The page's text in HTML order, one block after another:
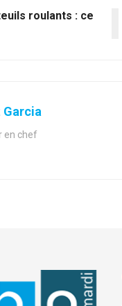
roulants : ce
Garcia
en chef